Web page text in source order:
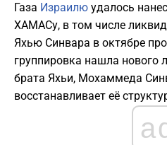
Газа Израилю удалось
ХАМАСу, в том числе
Яхью Синвара в октябре
группировка нашла
брата Яхьи, Мохаммеда
восстанавливает её